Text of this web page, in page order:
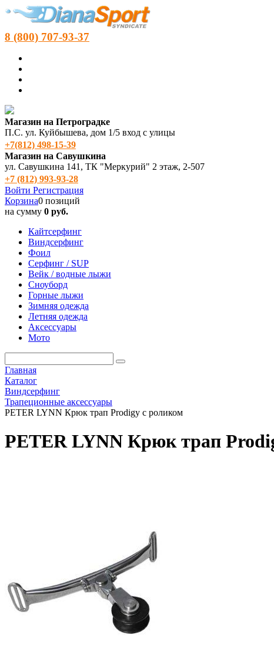
8 (800) 707-93-37
Магазин на Петроградке
П.С. ул. Куйбышева, дом 1/5 вход с улицы
+7(812) 498‑15-39
Магазин на Савушкина
ул. Савушкина 141, ТК "Меркурий" 2 этаж, 2-507
+7 (812) 993-93-28
Войти Регистрация
Корзина0 позиций
на сумму 0 руб.
Кайтсерфинг
Виндсерфинг
Фоил
Серфинг / SUP
Вейк / водные лыжи
Сноуборд
Горные лыжи
Зимняя одежда
Летняя одежда
Аксессуары
Мото
Главная
Каталог
Виндсерфинг
Трапеционные аксессуары
PETER LYNN Крюк трап Prodigy с роликом
PETER LYNN Крюк трап